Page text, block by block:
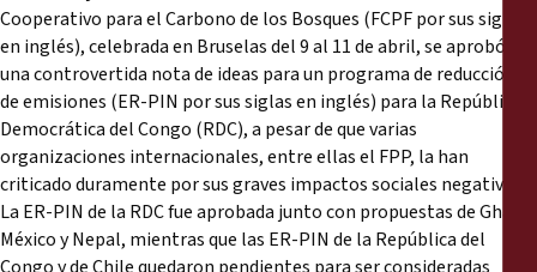
Training Materials
Briefing Papers
Legal Submissions
Declarations
Cooperativo para el Carbono de los Bosques (FCPF por sus siglas
en inglés), celebrada en Bruselas del 9 al 11 de abril, se aprobó
una controvertida nota de ideas para un programa de reducción
de emisiones (ER-PIN por sus siglas en inglés) para la República
Democrática del Congo (RDC), a pesar de que varias
organizaciones internacionales, entre ellas el FPP, la han
criticado duramente por sus graves impactos sociales negativos.
La ER-PIN de la RDC fue aprobada junto con propuestas de Ghana,
México y Nepal, mientras que las ER-PIN de la República del